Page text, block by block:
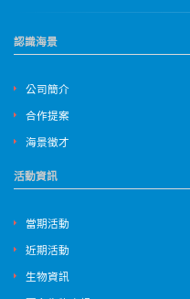
認識海景
公司簡介
合作提案
海景徵才
活動資訊
當期活動
近期活動
生物資訊